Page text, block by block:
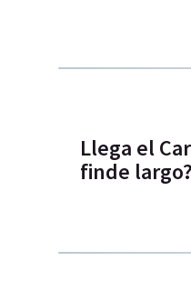
Llega el
finde largo?